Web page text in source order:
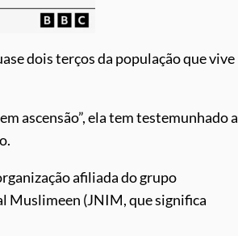
dois terços da população que vive
ascensão”, ela tem testemunhado a
afiliada do grupo
Muslimeen (JNIM, que significa